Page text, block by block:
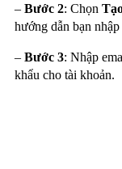
– Bước 2: Chọn
hướng dẫn bạn
– Bước 3: Nhập
khẩu cho tài khoản.